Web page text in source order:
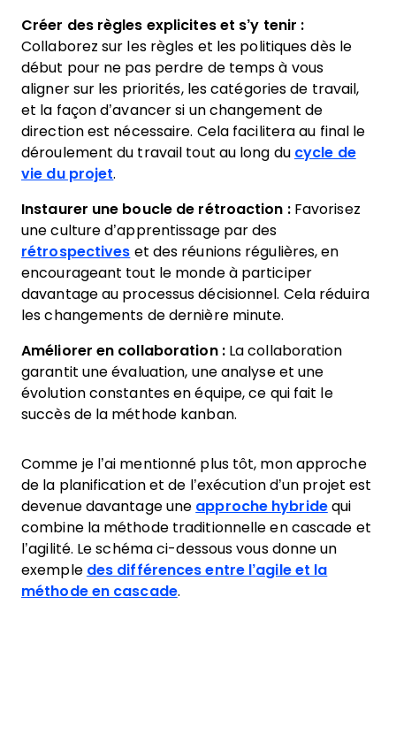
Créer des règles explicites et s’y tenir :
Collaborez sur les règles et les politiques dès le
début pour ne pas perdre de temps à vous
aligner sur les priorités, les catégories de travail,
et la façon d’avancer si un changement de
direction est nécessaire. Cela facilitera au final le
déroulement du travail tout au long du cycle de
vie du projet.
Instaurer une boucle de rétroaction : Favorisez
une culture d’apprentissage par des
rétrospectives et des réunions régulières, en
encourageant tout le monde à participer
davantage au processus décisionnel. Cela réduira
les changements de dernière minute.
Améliorer en collaboration :La collaboration
garantit une évaluation, une analyse et une
évolution constantes en équipe, ce qui fait le
succès de la méthode kanban.
Comme je l’ai mentionné plus tôt, mon approche
de la planification et de l’exécution d’un projet est
devenue davantage une approche hybridequi
combine la méthode traditionnelle en cascade et
l’agilité. Le schéma ci-dessous vous donne un
exemple des différences entre l’agile et la
méthode en cascade.